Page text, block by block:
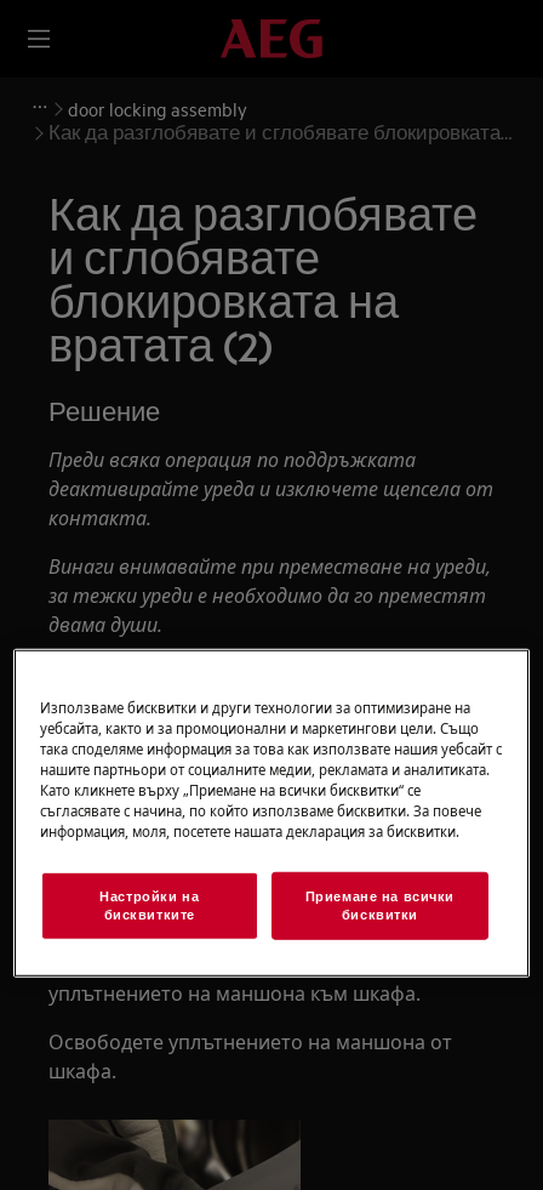
door locking assembly
Как да разглобявате и сглобявате блокировката
Как да разглобявате
и сглобявате
блокировката на
вратата (2)
Решение
Преди всяка операция по поддръжката
деактивирайте уреда и изключете щепсела от
контакта.
Винаги внимавайте при преместване на уреди,
за тежки уреди е необходимо да го преместят
двама души.
затворени обувки.
Моля, обърнете внимание, че саморемонтът
или непрофесионалният ремонт могат да
имат последици за безопасността, ако не
бъдат направени правилно
УСТРОЙСТВО ЗА БЕЗОПАСНОСТ НА ВРАТИТЕ (С
ВЪТРЕШЕН ФЛАНЦ)
уплътнението на маншона към шкафа.
Освободете уплътнението на маншона от
шкафа.
Използваме бисквитки и други технологии за оптимизиране на
уебсайта, както и за промоционални и маркетингови цели. Също
така споделяме информация за това как използвате нашия уебсайт с
нашите партньори от социалните медии, рекламата и аналитиката.
Като кликнете върху „Приемане на всички бисквитки“ се
съгласявате с начина, по който използваме бисквитки. За повече
информация, моля, посетете нашата декларация за бисквитки.
Настройки на
бисквитките
Приемане на всички
бисквитки